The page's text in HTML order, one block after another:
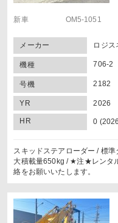
新車 OM5-1051
メーカー ロジス
機種 706-2
号機 2182
YR 2026
HR 0
スキッドステアローダー / 標
大積載量650kg / ★注★レンタ
絡をお願いいたします。